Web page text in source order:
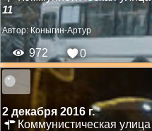
11
Автор:Коныгин-Артур
972 0
2 декабря 2016 г.
Коммунистическая улица